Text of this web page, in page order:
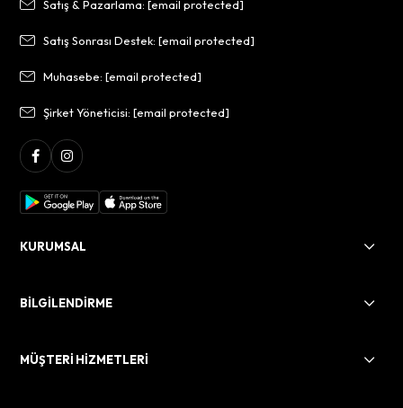
Satış & Pazarlama:[email protected]
Satış Sonrası Destek:[email protected]
Muhasebe:[email protected]
Şirket Yöneticisi:[email protected]
KURUMSAL
BİLGİLENDİRME
MÜŞTERİ HİZMETLERİ